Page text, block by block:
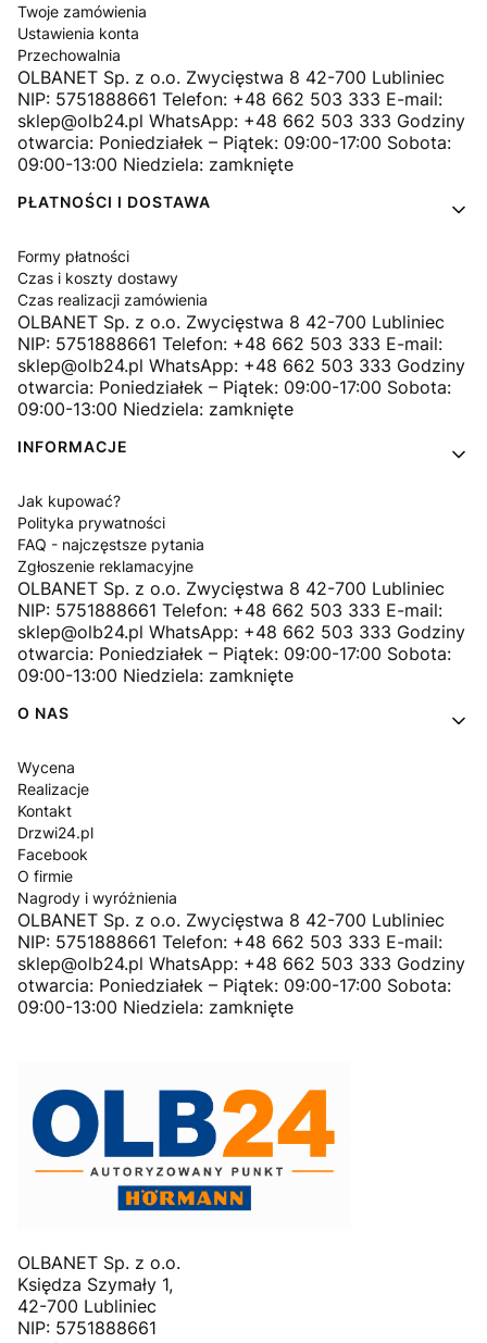
Twoje zamówienia
Ustawienia konta
Przechowalnia
OLBANET Sp. z o.o. Zwycięstwa 8 42-700 Lubliniec
NIP: 5751888661 Telefon: +48 662 503 333 E-mail:
sklep@olb24.pl WhatsApp: +48 662 503 333 Godziny
otwarcia: Poniedziałek – Piątek: 09:00-17:00 Sobota:
09:00-13:00 Niedziela: zamknięte
PŁATNOŚCI I DOSTAWA
Formy płatności
Czas i koszty dostawy
Czas realizacji zamówienia
OLBANET Sp. z o.o. Zwycięstwa 8 42-700 Lubliniec
NIP: 5751888661 Telefon: +48 662 503 333 E-mail:
sklep@olb24.pl WhatsApp: +48 662 503 333 Godziny
otwarcia: Poniedziałek – Piątek: 09:00-17:00 Sobota:
09:00-13:00 Niedziela: zamknięte
INFORMACJE
Jak kupować?
Polityka prywatności
FAQ - najczęstsze pytania
Zgłoszenie reklamacyjne
OLBANET Sp. z o.o. Zwycięstwa 8 42-700 Lubliniec
NIP: 5751888661 Telefon: +48 662 503 333 E-mail:
sklep@olb24.pl WhatsApp: +48 662 503 333 Godziny
otwarcia: Poniedziałek – Piątek: 09:00-17:00 Sobota:
09:00-13:00 Niedziela: zamknięte
O NAS
Wycena
Realizacje
Kontakt
Drzwi24.pl
Facebook
O firmie
Nagrody i wyróżnienia
OLBANET Sp. z o.o. Zwycięstwa 8 42-700 Lubliniec
NIP: 5751888661 Telefon: +48 662 503 333 E-mail:
sklep@olb24.pl WhatsApp: +48 662 503 333 Godziny
otwarcia: Poniedziałek – Piątek: 09:00-17:00 Sobota:
09:00-13:00 Niedziela: zamknięte
OLBANET Sp. z o.o.
Księdza Szymały 1,
42-700 Lubliniec
NIP: 5751888661